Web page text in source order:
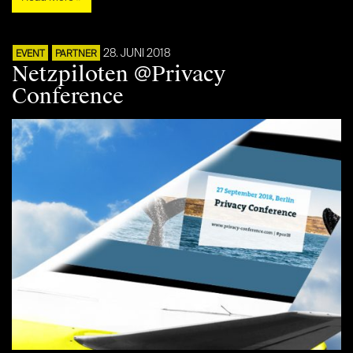
EVENT PARTNER 28. JUNI 2018
Netzpiloten @Privacy
Conference